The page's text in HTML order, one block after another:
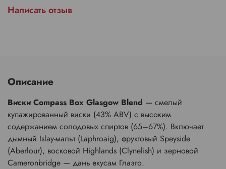
Написать отзыв
Описание
Виски Compass Box Glasgow Blend — смелый
купажированный виски (43% ABV) с высоким
содержанием солодовых спиртов (65–67%). Включает
дымный Islay-мальт (Laphroaig), фруктовый Speyside
(Aberlour), восковой Highlands (Clynelish) и зерновой
Cameronbridge — дань вкусам Глазго.